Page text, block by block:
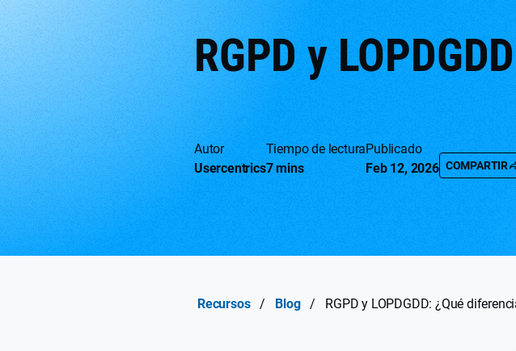
RGPD y
Autor
Usercentrics
Tiempo de lectura
7 mins
Publicado
Feb 12, 2026 COMPARTIR
Recursos / Blog / RGPD y LOPDGDD: ¿Qué